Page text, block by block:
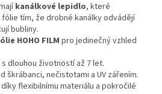
kanálkové lepidlo, které
fólie tím, že drobné kanálky odvádějí
bubliny.
HOHO FILMpro jedinečný vzhled
s dlouhou životností až 7 let.
škrábanci, nečistotami a UV zářením.
díky flexibilnímu materiálu a pokročilé